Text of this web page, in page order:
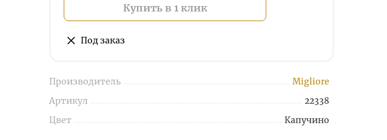
Купить в 1 клик
Под заказ
Производитель
Migliore
Артикул
22338
Цвет
Капучино